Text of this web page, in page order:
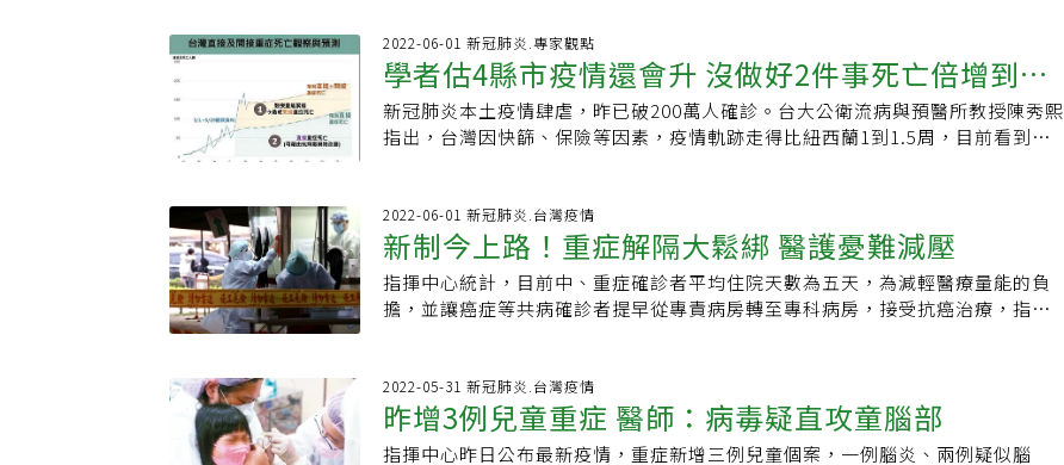
七，顯示「輕重分流在成形」。此外，快篩陽性確診新制上路後，六成通報來自
診所，相信隨著基層診所負擔多一點，醫院對於中重症病人的照顧品質就會提
升。林口長庚醫院副院長邱政洵提醒，專責病房病人多為年長者，常合併許多共
病，專責病房與下轉單位溝通協調難度高，「下轉」流程不順暢，難以空出病
指揮中心應多做宣導「解隔離患者幾無傳染力」，讓民眾及長照機構安心，接回
解隔的重症病患。
市、台東縣、彰化縣等確診率偏低，染疫人數可能再往上升；指揮中心看法一
致，「中南部還在上升，應該最近會達高峰」。昨新增確診人數前六名縣市，分
別為新北市一萬四八九四例，台中市一萬一五一一例，高雄市一萬一四九九例，
桃園市九五六八例，台南市七六三四例，台北市七四八○例，雙北疫情趨緩，中
南部明顯往上竄升。台大公衛教授陳秀熙指出，基隆市、台北市、新北市、桃園
市、高雄市、台東縣、彰化縣仍小於百分之六，需觀察是否續升。指揮中心統
計，全國染疫率為百分之九，其中基隆市百分之十五點九最高，其次為新北市百
分之十五點二，桃園市百分之十二點五，台北市百分之十點六，至於中南部染疫
率明顯較低，台南市百分之五點八，台中市百分之六點五，高雄市百分之六點
率則約百分之六，因此，確診人數將持續往上走；推估全國染疫率達百分之十至
十二，曲線才可能緩步下降，目前還要在高原期徘徊一陣子。122死 一個多月大
是最小個案昨新增一二二例死亡個案，其中兩例為兒童個案，出生一個多月的男
2022-06-01 新冠肺炎.專家觀點
學者估4縣市疫情還會升 沒做好2件事死亡倍增到7
月
新冠肺炎本土疫情肆虐，昨已破200萬人確診。台大公衛流病與預醫所教授陳秀熙
指出，台灣因快篩、保險等因素，疫情軌跡走得比紐西蘭1到1.5周，目前看到至
到100人跳升到每日增近150人，致死率攀升中，受醫療緊縮導致的超額死亡影響
最大。陳秀熙根據紐西蘭經驗推估，致死率還需2、3周才會往下降。要避免直接
與間接的重症死亡，必須靠「精準使用抗病毒口服藥」、「改善醫療量能緊
縮」，如果這兩件事沒做好，7月上旬每日死亡人數會逼近200人。陳秀熙指出，
基隆市、台北市、新北市、桃園市在高峰累積通報率達6.8至10.1%，新竹縣、新
高峰期，未來是否持續上升？仍值得關注，結果可能因各地感染率、疫苗施打
率、無症狀及輕症偵測量、快篩使用情況、人流移動、公衛防疫措施落實度而有
不同。陳秀熙表示，台灣平均感染率已接近7%，脆弱族群包含65歲以上長者及小
2022-06-01 新冠肺炎.台灣疫情
新制今上路！重症解隔大鬆綁 醫護憂難減壓
指揮中心統計，目前中、重症確診者平均住院天數為五天，為減輕醫療量能的負
擔，並讓癌症等共病確診者提早從專責病房轉至專科病房，接受抗癌治療，指揮
萬，短期內仍無法減緩第一線醫護人員的壓力。指揮官陳時中表示，重症個案只
要退燒一天後，ＰＣＲ檢驗結果為陰性或Ct值大於、等於卅；或發病日、採檢日
達十五天，追蹤ＰＣＲ的Ct值介於廿七至卅，經感染科、胸腔科醫師或醫院評估
2022-05-31 新冠肺炎.台灣疫情
昨增3例兒童重症 醫師：病毒疑直攻童腦部
指揮中心昨日公布最新疫情，重症新增三例兒童個案，一例腦炎、兩例疑似腦